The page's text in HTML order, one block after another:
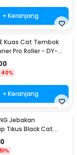
+ Keranjang
Kuas Cat Tembok
Pro Roller - DY-
40%
+ Keranjang
Jebakan
Tikus Black Cat
2 PCS - JB56
51%